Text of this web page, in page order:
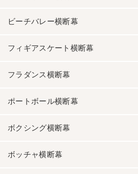
ビーチバレー横断幕
フィギアスケート横断幕
フラダンス横断幕
ポートボール横断幕
ボクシング横断幕
ボッチャ横断幕